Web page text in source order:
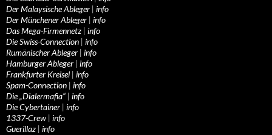
Der Malaysische Ableger | info
Der Münchener Ableger | info
Das Mega-Firmennetz | info
Die Swiss-Connection | info
Rumänischer Ableger | info
Hamburger Ableger | info
Frankfurter Kreisel | info
Spam-Connection | info
Die „Dialermafia“ | info
Die Cybertainer | info
1337-Crew | info
Guerillaz | info